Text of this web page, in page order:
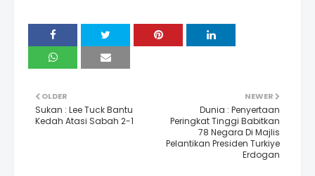
NEWER
Dunia : Penyertaan
Peringkat Tinggi Babitkan
78 Negara Di Majlis
Pelantikan Presiden Turkiye
Erdogan
OLDER
Sukan : Lee Tuck Bantu
Kedah Atasi Sabah 2-1